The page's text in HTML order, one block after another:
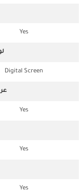
Yes
Digital Screen
Yes
Yes
Yes